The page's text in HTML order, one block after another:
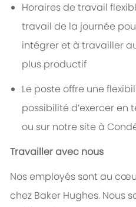
Horaires de travail
travail de la journée
intégrer et à travailler
plus productif
Le poste offre une
possibilité d’exercer
ou sur notre site à
Travailler avec nous
Nos employés sont au
chez Baker Hughes. Nous